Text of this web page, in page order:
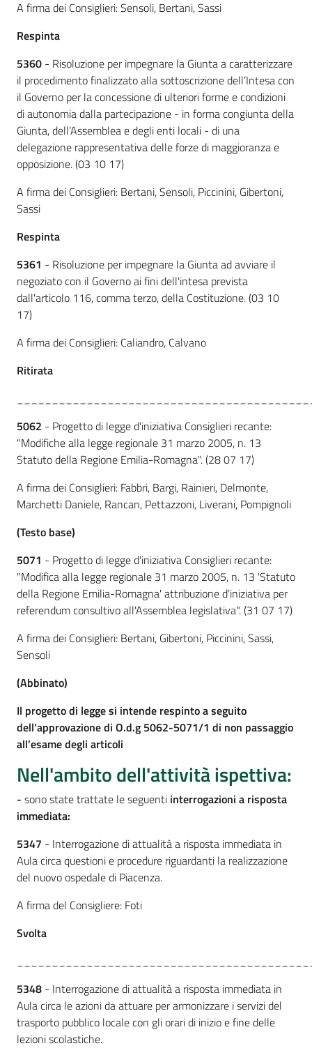
A firma dei Consiglieri: Sensoli, Bertani, Sassi
Respinta
5360 - Risoluzione per impegnare la Giunta a caratterizzare
il procedimento finalizzato alla sottoscrizione dell’Intesa con
il Governo per la concessione di ulteriori forme e condizioni
di autonomia dalla partecipazione - in forma congiunta della
Giunta, dell’Assemblea e degli enti locali - di una
delegazione rappresentativa delle forze di maggioranza e
opposizione. (03 10 17)
A firma dei Consiglieri: Bertani, Sensoli, Piccinini, Gibertoni,
Sassi
Respinta
5361 - Risoluzione per impegnare la Giunta ad avviare il
negoziato con il Governo ai fini dell'intesa prevista
dall'articolo 116, comma terzo, della Costituzione. (03 10
17)
A firma dei Consiglieri: Caliandro, Calvano
Ritirata
5062 - Progetto di legge d'iniziativa Consiglieri recante:
"Modifiche alla legge regionale 31 marzo 2005, n. 13
Statuto della Regione Emilia-Romagna". (28 07 17)
A firma dei Consiglieri: Fabbri, Bargi, Rainieri, Delmonte,
Marchetti Daniele, Rancan, Pettazzoni, Liverani, Pompignoli
(Testo base)
5071 - Progetto di legge d'iniziativa Consiglieri recante:
"Modifica alla legge regionale 31 marzo 2005, n. 13 'Statuto
della Regione Emilia-Romagna' attribuzione d'iniziativa per
referendum consultivo all'Assemblea legislativa". (31 07 17)
A firma dei Consiglieri: Bertani, Gibertoni, Piccinini, Sassi,
Sensoli
(Abbinato)
Il progetto di legge si intende respinto a seguito
dell’approvazione di O.d.g 5062-5071/1 di non passaggio
all’esame degli articoli
Nell'ambito dell'attività ispettiva:
- sono state trattate le seguenti interrogazioni a risposta
immediata:
5347 - Interrogazione di attualità a risposta immediata in
Aula circa questioni e procedure riguardanti la realizzazione
del nuovo ospedale di Piacenza.
A firma del Consigliere: Foti
Svolta
5348 - Interrogazione di attualità a risposta immediata in
Aula circa le azioni da attuare per armonizzare i servizi del
trasporto pubblico locale con gli orari di inizio e fine delle
lezioni scolastiche.